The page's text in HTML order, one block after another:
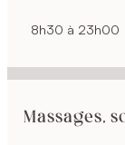
8h30 à 23h00
Massages,